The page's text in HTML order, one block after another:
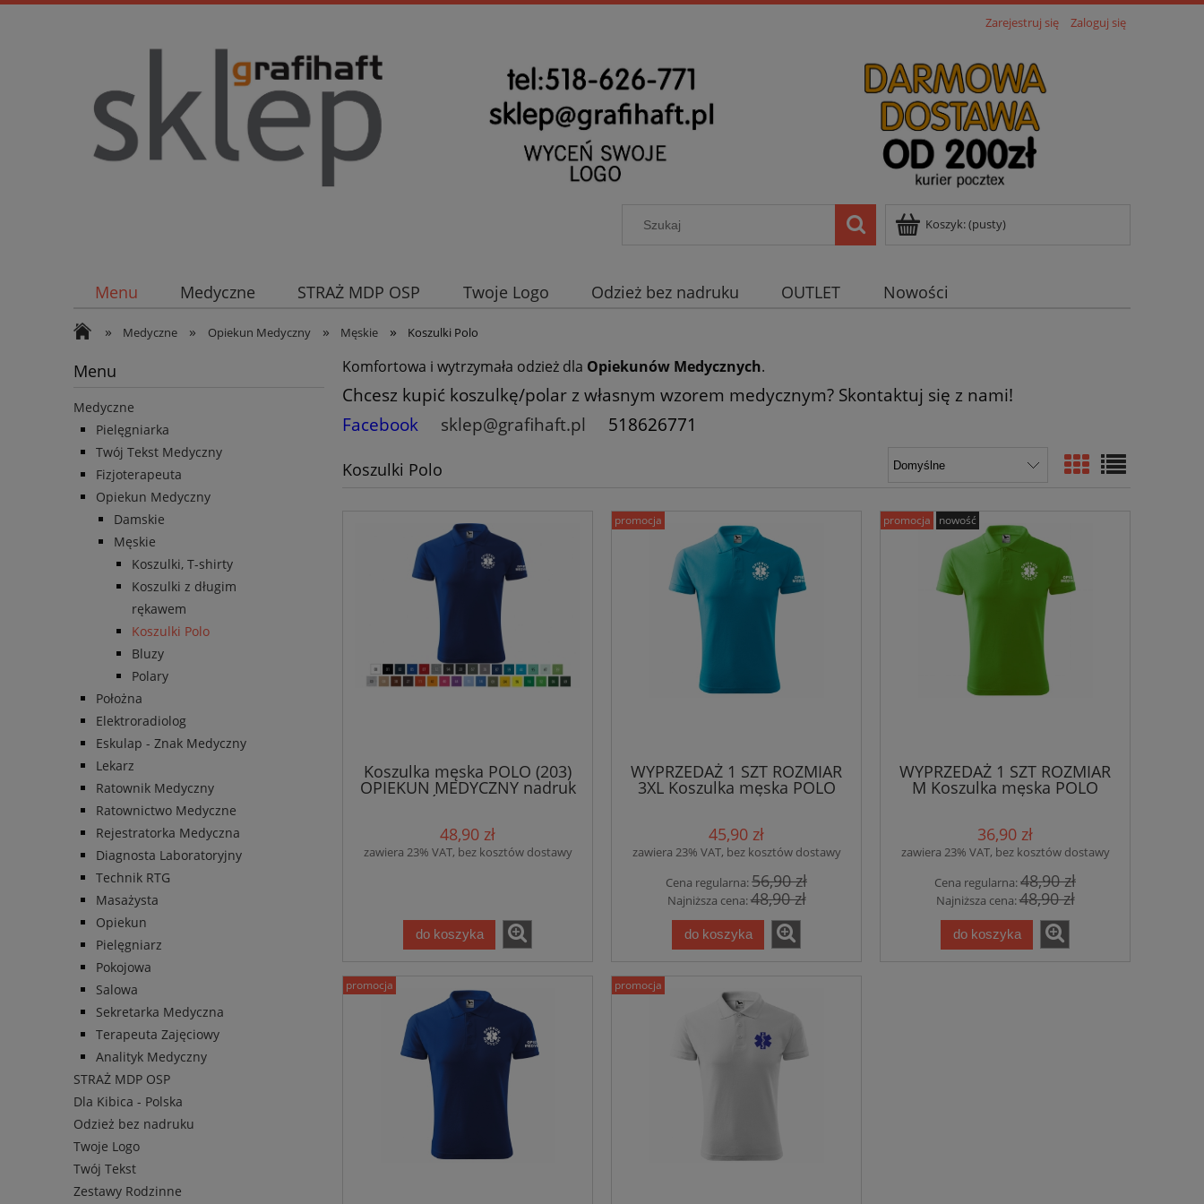
Zarejestruj się Zaloguj się
Koszyk:(pusty)
Menu Medyczne STRAŻ MDP OSP Twoje Logo Odzież bez nadruku OUTLET Nowości
» Medyczne » Opiekun Medyczny » Męskie » Koszulki Polo
Menu
Medyczne
Pielęgniarka
Twój Tekst Medyczny
Fizjoterapeuta
Opiekun Medyczny
Damskie
Męskie
Koszulki, T-shirty
Koszulki z długim
rękawem
Koszulki Polo
Bluzy
Polary
Położna
Elektroradiolog
Eskulap - Znak Medyczny
Lekarz
Ratownik Medyczny
Ratownictwo Medyczne
Rejestratorka Medyczna
Diagnosta Laboratoryjny
Technik RTG
Masażysta
Opiekun
Pielęgniarz
Pokojowa
Salowa
Sekretarka Medyczna
Terapeuta Zajęciowy
Analityk Medyczny
STRAŻ MDP OSP
Dla Kibica - Polska
Odzież bez nadruku
Twoje Logo
Twój Tekst
Zestawy Rodzinne
Komfortowa i wytrzymała odzież dla Opiekunów Medycznych.
Chcesz kupić koszulkę/polar z własnym wzorem medycznym? Skontaktuj się z nami!
Facebook
sklep@grafihaft.pl 518626771
Koszulki Polo
Koszulka męska POLO (203)
OPIEKUN MEDYCZNY nadruk
PRZÓD I RĘKAWEK
48,90 zł
zawiera 23% VAT, bez kosztów dostawy
do koszyka
WYPRZEDAŻ 1 SZT ROZMIAR
3XL Koszulka męska POLO
(203) OPIEKUN MEDYCZNY
JASNY TURKUS
45,90 zł
zawiera 23% VAT, bez kosztów dostawy
Cena regularna:56,90 zł
Najniższa cena:48,90 zł
do koszyka
promocja
WYPRZEDAŻ 1 SZT ROZMIAR
M Koszulka męska POLO
(203) OPIEKUN MEDYCZNY
ZIELONE JABŁUSZKO
36,90 zł
zawiera 23% VAT, bez kosztów dostawy
Cena regularna:48,90 zł
Najniższa cena:48,90 zł
do koszyka
promocja nowość
promocja promocja